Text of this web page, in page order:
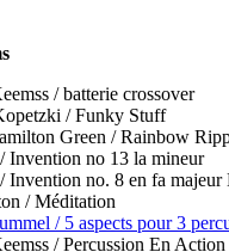
/ batterie crossover
/ Funky Stuff
Green / Rainbow
Invention no 13 la mineur
Invention no. 8 en fa
/ Méditation
/ 5 aspects pour 3
/ Percussion En Action